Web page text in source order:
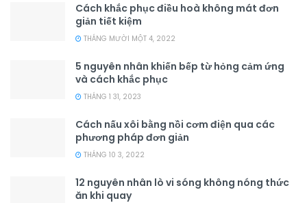
Cách khắc phục điều hoà không mát đơn
giản tiết kiệm
THÁNG MƯỜI MỘT 4, 2022
5 nguyên nhân khiến bếp từ hỏng cảm ứng
và cách khắc phục
THÁNG 1 31, 2023
Cách nấu xôi bằng nồi cơm điện qua các
phương pháp đơn giản
THÁNG 10 3, 2022
12 nguyên nhân lò vi sóng không nóng thức
ăn khi quay